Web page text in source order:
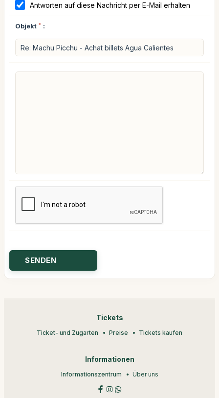
Antworten auf diese Nachricht per E-Mail erhalten
Objekt * :
Tickets
Ticket- und Zugarten Preise Tickets kaufen
Informationen
Informationszentrum Über uns